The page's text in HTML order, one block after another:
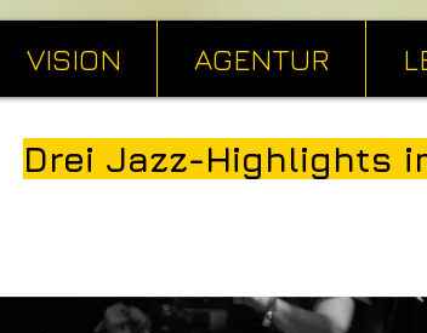
VISION AGENTUR
Drei Jazz-Highlights